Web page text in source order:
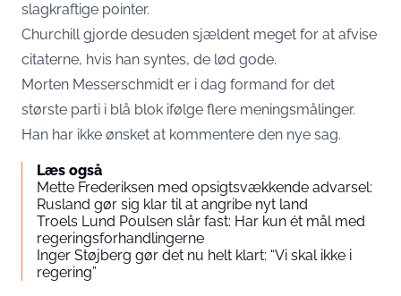
slagkraftige pointer.
Churchill gjorde desuden sjældent meget for at afvise
citaterne, hvis han syntes, de lød gode.
Morten Messerschmidt er i dag formand for det
største parti i blå blok ifølge flere meningsmålinger.
Han har ikke ønsket at kommentere den nye sag.
Læs også
Mette Frederiksen med opsigtsvækkende advarsel:
Rusland gør sig klar til at angribe nyt land
Troels Lund Poulsen slår fast: Har kun ét mål med
regeringsforhandlingerne
Inger Støjberg gør det nu helt klart: “Vi skal ikke i
regering”